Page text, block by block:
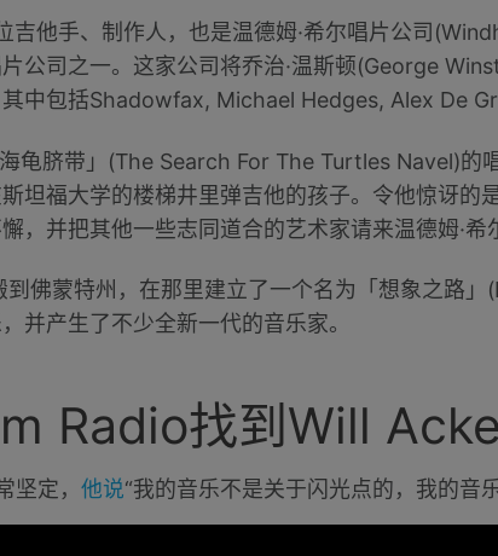
吉他手、制作人，也是温德姆·希尔唱片公司
公司之一。这家公司将乔治·温斯顿(George
中包括Shadowfax, Michael Hedges, Alex De
龟脐带」(The Search For The Turtles Navel)的
坦福大学的楼梯井里弹吉他的孩子。令他惊讶的
，并把其他一些志同道合的艺术家请来温德姆·希
佛蒙特州，在那里建立了一个名为「想象之路
并产生了不少全新一代的音乐家。
Radio找到Will
定， 他说“我的音乐不是关于闪光点的，我的音
同时对新世纪流派的新人来说仍然平易近人。其